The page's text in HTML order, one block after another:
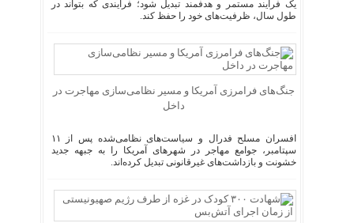
یک فرآیند مستمر و هدفمند تبدیل شود؛ فرآیندی که بتواند در
طول سال، ظرفیت‌های خود را حفظ کند.
جنگ‌های فرامرزی آمریکا و مسیر نظامی‌سازی مهاجرت در
داخل
افسران مسلح فدرال و سیاست‌های نظامی‌شده پس از ۱۱
سپتامبر، جوامع مهاجر در شهر‌های آمریکا را به جبهه جدید
خشونت و بازداشت‌های غیرقانونی تبدیل کرده‌اند.